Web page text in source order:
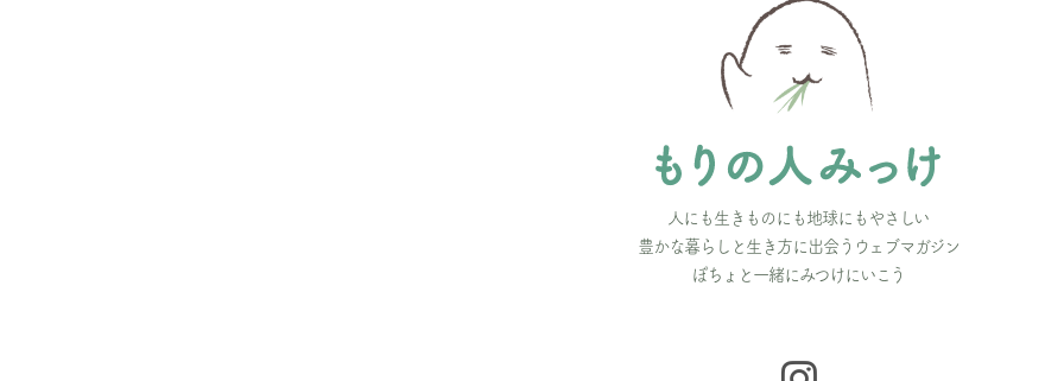
人にも生きものにも地球にもやさしい
豊かな暮らしと生き方に出会うウェブマガジン
ぽちょと一緒にみつけにいこう